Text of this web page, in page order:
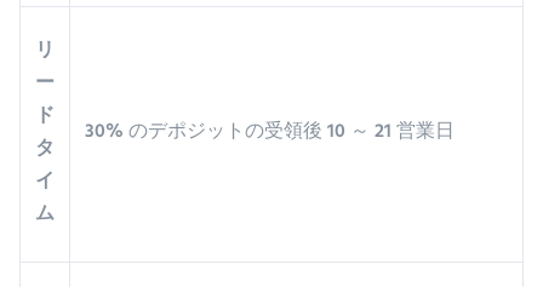
リ
ー
ド
タ
イ
ム
30% のデポジットの受領後 10 ～ 21 営業日